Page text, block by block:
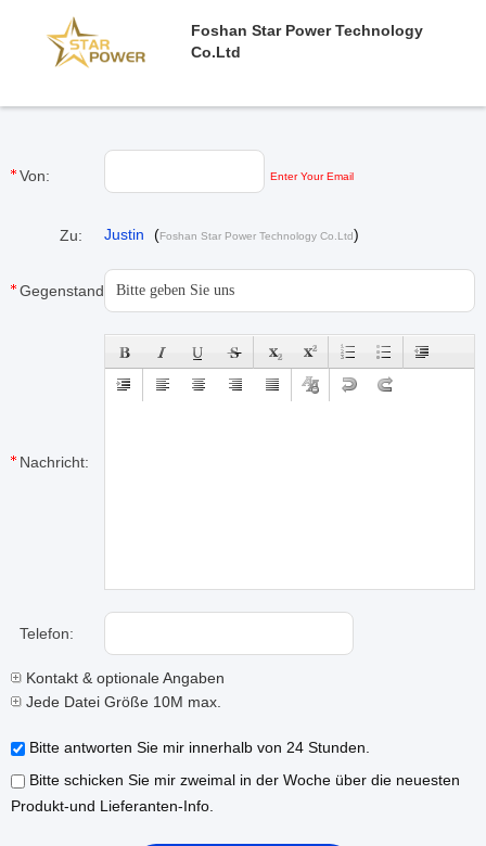
Foshan Star Power Technology
Co.Ltd
Von: Enter Your Email
Zu: Justin (Foshan Star Power Technology Co.Ltd)
Gegenstand:
Nachricht:
Telefon:
Kontakt & optionale Angaben
Jede Datei Größe 10M max.
Bitte antworten Sie mir innerhalb von 24 Stunden.
Bitte schicken Sie mir zweimal in der Woche über die neuesten
Produkt-und Lieferanten-Info.